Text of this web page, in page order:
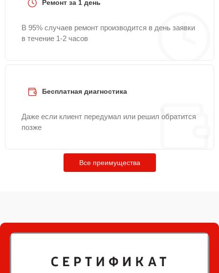
Ремонт за 1 день
В 95% случаев ремонт производится в день заявки
в течение 1-2 часов
Бесплатная диагностика
Даже если клиент передумал или решил обратится
позже
Все преимущества